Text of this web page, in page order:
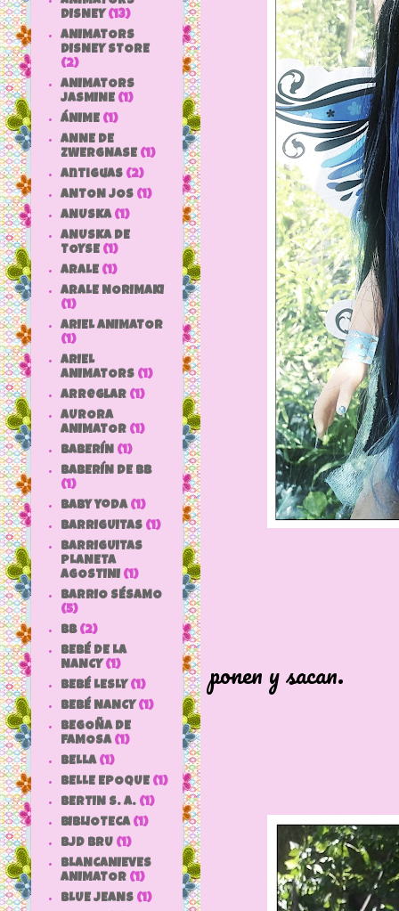
ponen y sacan.
DISNEY (13)
ANIMATORS
DISNEY STORE
(2)
ANIMATORS
JASMINE (1)
ÁNIME (1)
ANNE DE
ZWERGNASE (1)
antiguas (2)
ANTON JOS (1)
ANUSKA (1)
ANUSKA DE
TOYSE (1)
ARALE (1)
ARALE NORIMAKI
(1)
ARIEL ANIMATOR
(1)
ARIEL
ANIMATORS (1)
arreglar (1)
AURORA
ANIMATOR (1)
BABERÍN (1)
BABERÍN DE BB
(1)
baby yoda (1)
BARRIGUITAS (1)
BARRIGUITAS
PLANETA
AGOSTINI (1)
BARRIO SÉSAMO
(5)
bb (2)
BEBÉ DE LA
NANCY (1)
BEBÉ LESLY (1)
BEBÉ NANCY (1)
BEGOÑA DE
FAMOSA (1)
BELLA (1)
BELLE EPOQUE (1)
BERTIN S. A. (1)
BIBLIOTECA (1)
BJD BRU (1)
BLANCANIEVES
ANIMATOR (1)
BLUE JEANS (1)